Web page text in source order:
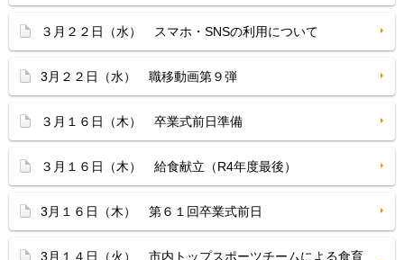
３月２２日（水） スマホ・SNSの利用について
3月２２日（水） 職移動画第９弾
３月１６日（木） 卒業式前日準備
３月１６日（木） 給食献立（R4年度最後）
3月１６日（木） 第６１回卒業式前日
3月１４日（火） 市内トップスポーツチームによる食育